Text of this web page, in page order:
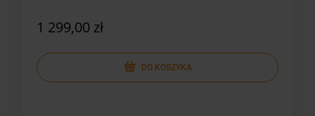
1 299,00 zł
DO KOSZYKA